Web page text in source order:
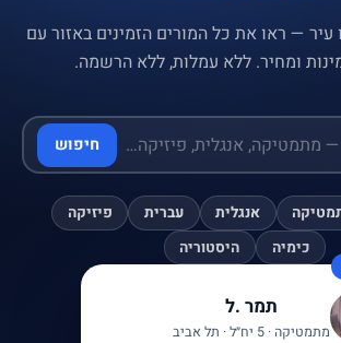
עיר — ראו את כל המורים הזמינים באזור עם
ומחיר. ללא עמלות, ללא הרשמה.
חיפוש
אנגלית עברית
פיזיקה
כימיה
היסטוריה
תמר .ל
מתמטיקה · 5 יח״ל · תל אביב